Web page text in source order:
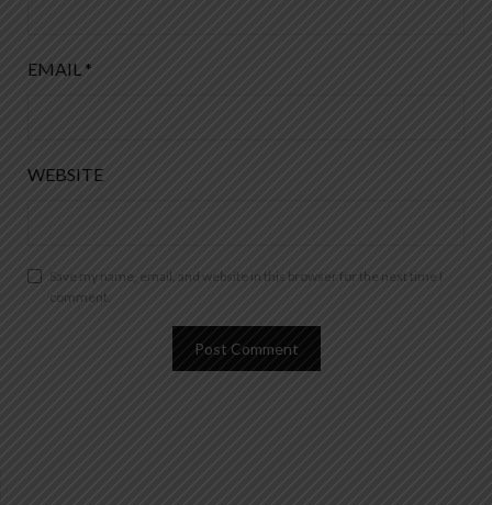
EMAIL *
WEBSITE
Save my name, email, and website in this browser for the next time I
comment.